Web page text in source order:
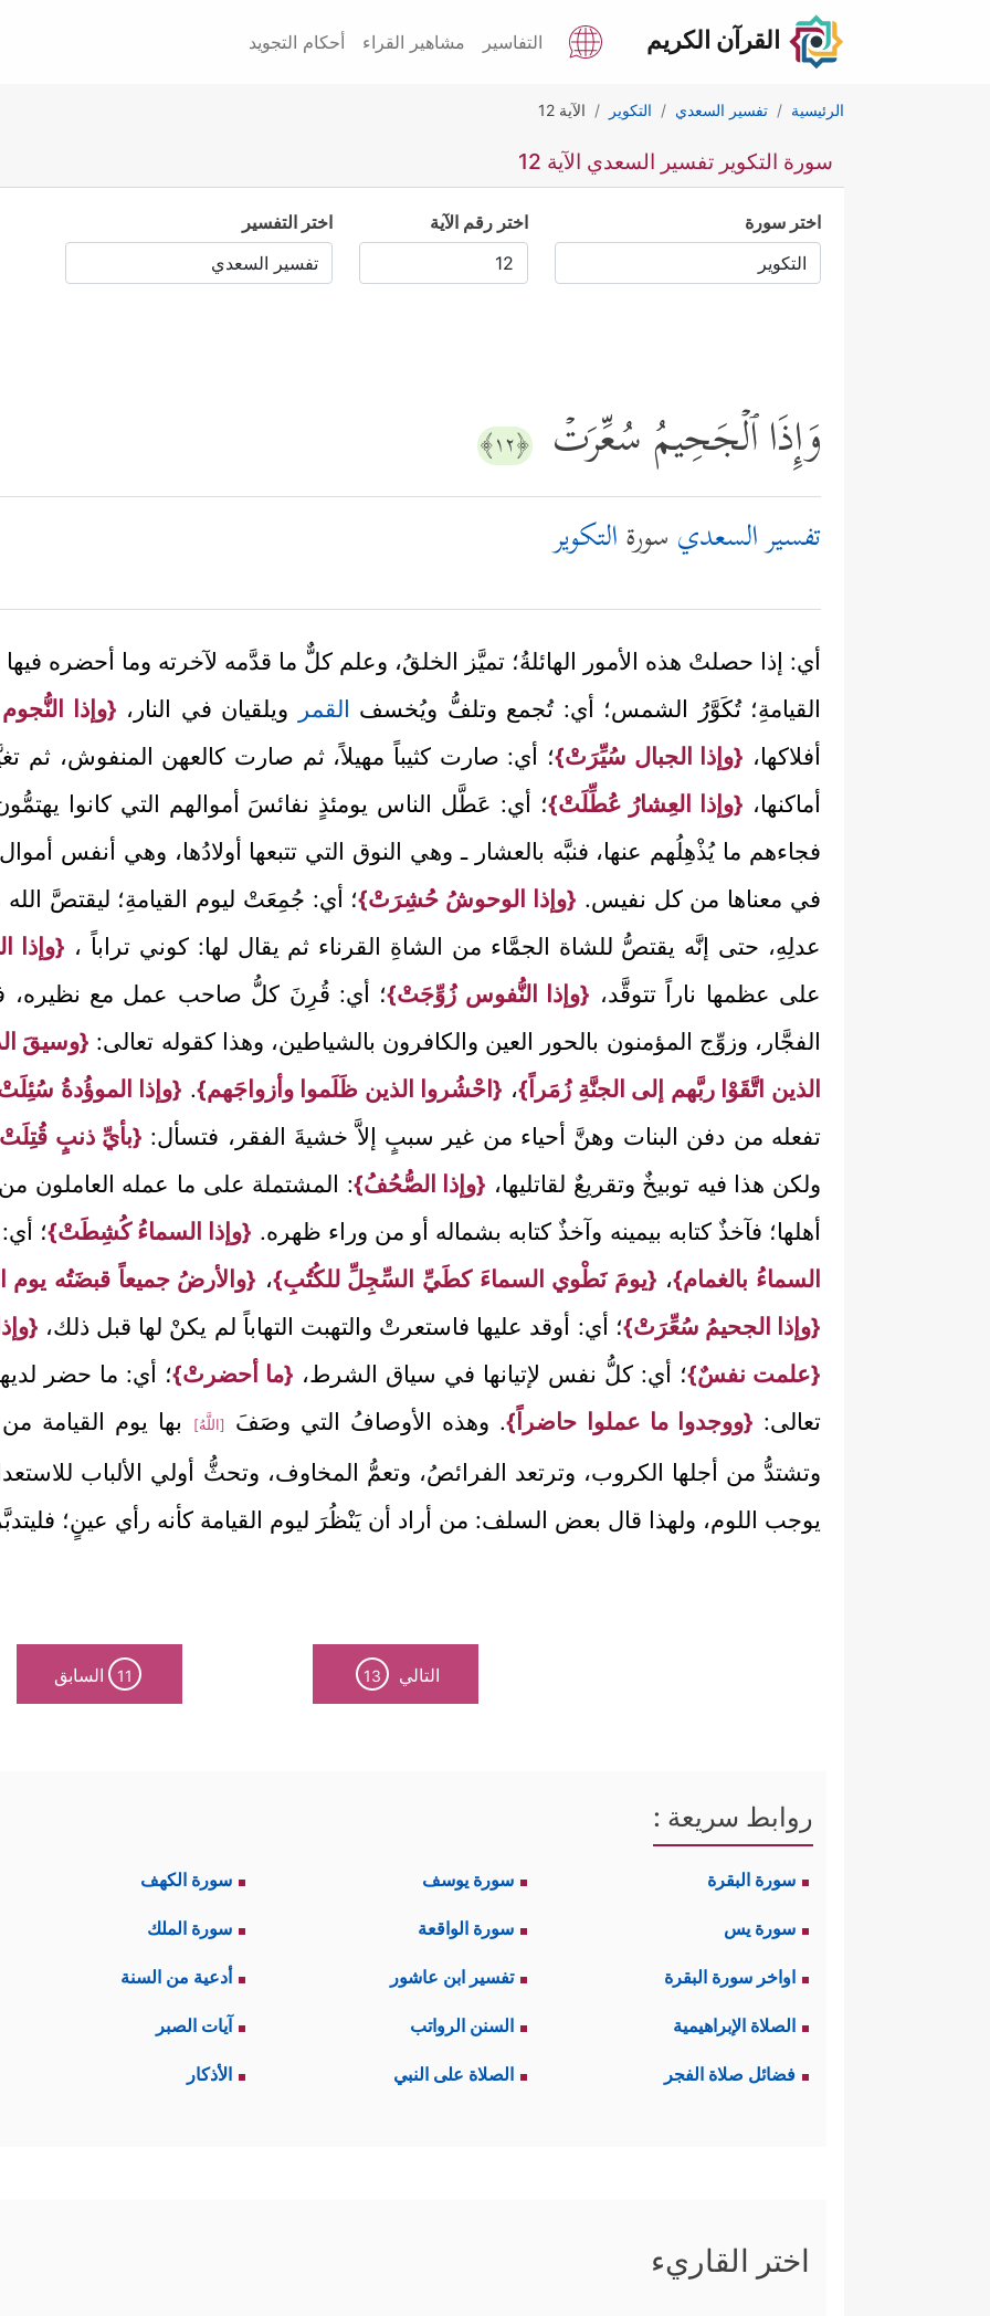
القرآن الكريم التفاسير مشاهير القراء أحكام التجويد
الرئيسية تفسير السعدي التكوير الآية 12
سورة التكوير تفسير السعدي الآية 12
اختر سورة اختر رقم الآية اختر التفسير
وَإِذَا ٱلۡجَحِیمُ سُعِّرَتۡ ﴿١٢﴾
تفسير السعدي سورةالتكوير
أي: إذا حصلتْ هذه الأمور الهائلةُ؛ تميَّز الخلقُ، وعلم كلٌّ ما قدَّمه لآخرته وما أحضره
القيامةِ؛ تُكَوَّرُ الشمس؛ أي: تُجمع وتلفُّ ويُخسف القمر ويلقيان في النار، {وإذا
أفلاكها، {وإذا الجبال سُيِّرَتْ}؛ أي: صارت كثيباً مهيلاً، ثم صارت كالعهن المنفوش، ثم
أماكنها، {وإذا العِشارُ عُطِّلَتْ}؛ أي: عَطَّل الناس يومئذٍ نفائسَ أموالهم التي كانوا
فجاءهم ما يُذْهِلُهم عنها، فنبَّه بالعشار ـ وهي النوق التي تتبعها أولادُها، وهي أنفس
في معناها من كل نفيس. {وإذا الوحوشُ حُشِرَتْ}؛ أي: جُمِعَتْ ليوم القيامةِ؛ ليقتصَّ
عدلِهِ، حتى إنَّه يقتصُّ للشاة الجمَّاء من الشاةِ القرناء ثم يقال لها: كوني تراباً ، {وإذا
على عظمها ناراً تتوقَّد، {وإذا النُّفوس زُوِّجَتْ}؛ أي: قُرِنَ كلُّ صاحب عمل مع نظيره،
الفجَّار، وزوِّج المؤمنون بالحور العين والكافرون بالشياطين، وهذا كقوله تعالى: {وسيقَ
الذين اتَّقَوْا ربَّهم إلى الجنَّةِ زُمَراً}، {احْشُروا الذين ظَلَموا وأزواجَهم}. {وإذا الموؤُدةُ
تفعله من دفن البنات وهنَّ أحياء من غير سببٍ إلاَّ خشيةَ الفقر، فتسأل: {بأيِّ ذنبٍ
ولكن هذا فيه توبيخٌ وتقريعٌ لقاتليها، {وإذا الصُّحُفُ}: المشتملة على ما عمله العاملون
أهلها؛ فآخذٌ كتابه بيمينه وآخذٌ كتابه بشماله أو من وراء ظهره. {وإذا السماءُ كُشِطَتْ}؛
السماءُ بالغمام}، {يومَ نَطْوي السماءَ كطَيِّ السِّجِلِّ للكُتُبِ}، {والأرضُ جميعاً قبضَتُه يوم
{وإذا الجحيمُ سُعِّرَتْ}؛ أي: أوقد عليها فاستعرتْ والتهبت التهاباً لم يكنْ لها قبل ذلك،
{علمت نفسٌ}؛ أي: كلُّ نفس لإتيانها في سياق الشرط، {ما أحضرتْ}؛ أي: ما حضر
تعالى: {ووجدوا ما عملوا حاضراً}. وهذه الأوصافُ التي وصَفَ [اللَّهُ]
بها يوم القيامة
وتشتدُّ من أجلها الكروب، وترتعد الفرائصُ، وتعمُّ المخاوف، وتحثُّ أولي الألباب
يوجب اللوم، ولهذا قال بعض السلف: من أراد أن يَنْظُرَ ليوم القيامة كأنه رأي عينٍ؛
التالي 13
11 السابق
روابط سريعة :
سورة البقرة سورة يوسف سورة الكهف
سورة يس سورة الواقعة سورة الملك
اواخر سورة البقرة تفسير ابن عاشور أدعية من السنة
الصلاة الإبراهيمية السنن الرواتب آيات الصبر
فضائل صلاة الفجر الصلاة على النبي الأذكار
اختر القاريء